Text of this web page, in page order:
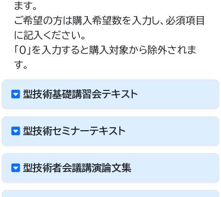
ます。
ご希望の方は購入希望数を入力し、必須項目
に記入ください。
「0」を入力すると購入対象から除外されま
す。
型技術基礎講習会テキスト
型技術セミナーテキスト
型技術者会議講演論文集